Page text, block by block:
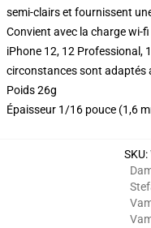
semi-clairs et fournissent
Convient avec la charge wi-
iPhone 12, 12 Professional,
circonstances sont adaptés
Poids 26g
Épaisseur 1/16 pouce (1,6
SKU: